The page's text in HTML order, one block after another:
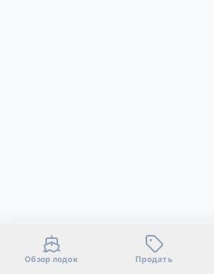
Обзор лодок Продать